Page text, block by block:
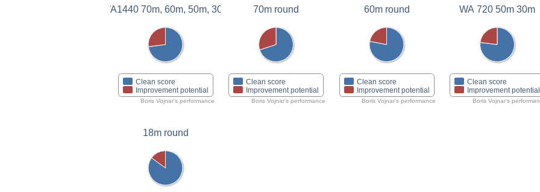
WA1440 70m, 60m, 50m, 30m
Clean score
Improvement potential
Boris Vojnar's performance
70m round
Clean score
Improvement potential
Boris Vojnar's performance
60m round
Clean score
Improvement potential
Boris Vojnar's performance
WA 720 50m 30m
Clean score
Improvement potential
Boris Vojnar's
18m round